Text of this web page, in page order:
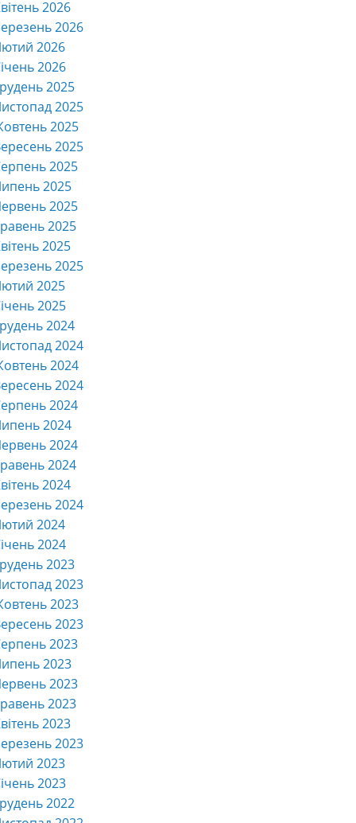
2026
2026
2026
2026
2025
2025
2025
2025
2025
2025
2025
2025
2025
2025
2025
2025
2024
2024
2024
2024
2024
2024
2024
2024
2024
2024
2024
2024
2023
2023
2023
2023
2023
2023
2023
2023
2023
2023
2023
2023
2022